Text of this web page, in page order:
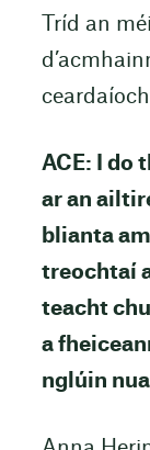
Tríd an
ACE: I do
ar an
blianta
treochtaí
teacht
a
nglúin